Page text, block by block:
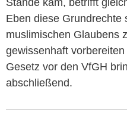
Eben diese Grundrechte
muslimischen Glaubens
gewissenhaft
Gesetz vor den VfGH
abschließend.